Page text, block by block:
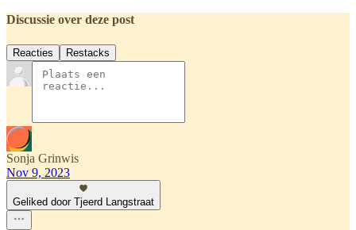
Discussie over deze post
Reacties Restacks
Sonja Grinwis
Nov 9, 2023
Geliked door Tjeerd Langstraat